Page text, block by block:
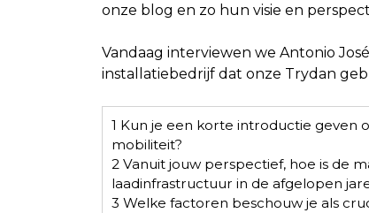
onze blog en zo hun visie en
Vandaag interviewen we Antonio
installatiebedrijf dat onze Trydan
1 Kun je een korte introductie geven
mobiliteit?
2Vanuit jouw perspectief, hoe is de
laadinfrastructuur in de afgelopen
3 Welke factoren beschouw je als